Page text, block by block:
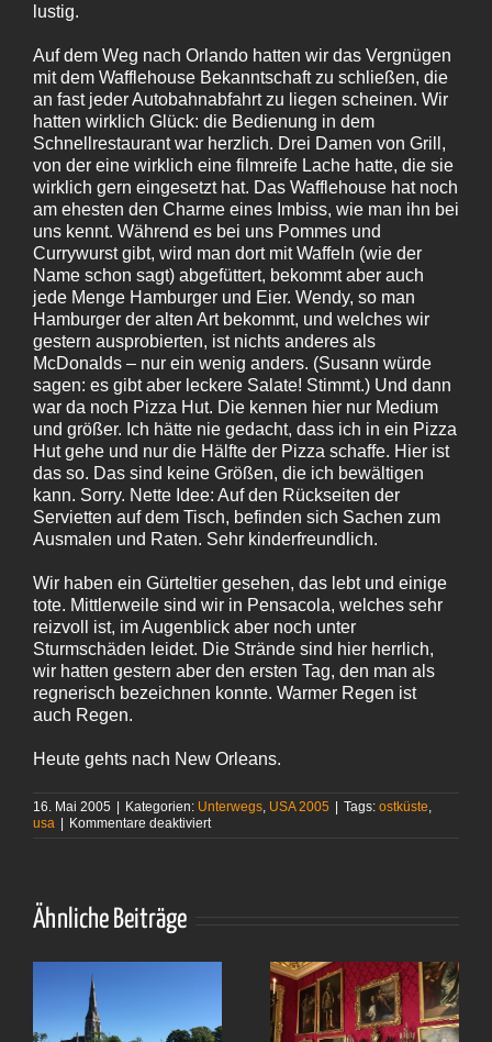
lustig.
Auf dem Weg nach Orlando hatten wir das Vergnügen
mit dem Wafflehouse Bekanntschaft zu schließen, die
an fast jeder Autobahnabfahrt zu liegen scheinen. Wir
hatten wirklich Glück: die Bedienung in dem
Schnellrestaurant war herzlich. Drei Damen von Grill,
von der eine wirklich eine filmreife Lache hatte, die sie
wirklich gern eingesetzt hat. Das Wafflehouse hat noch
am ehesten den Charme eines Imbiss, wie man ihn bei
uns kennt. Während es bei uns Pommes und
Currywurst gibt, wird man dort mit Waffeln (wie der
Name schon sagt) abgefüttert, bekommt aber auch
jede Menge Hamburger und Eier. Wendy, so man
Hamburger der alten Art bekommt, und welches wir
gestern ausprobierten, ist nichts anderes als
McDonalds – nur ein wenig anders. (Susann würde
sagen: es gibt aber leckere Salate! Stimmt.) Und dann
war da noch Pizza Hut. Die kennen hier nur Medium
und größer. Ich hätte nie gedacht, dass ich in ein Pizza
Hut gehe und nur die Hälfte der Pizza schaffe. Hier ist
das so. Das sind keine Größen, die ich bewältigen
kann. Sorry. Nette Idee: Auf den Rückseiten der
Servietten auf dem Tisch, befinden sich Sachen zum
Ausmalen und Raten. Sehr kinderfreundlich.
Wir haben ein Gürteltier gesehen, das lebt und einige
tote. Mittlerweile sind wir in Pensacola, welches sehr
reizvoll ist, im Augenblick aber noch unter
Sturmschäden leidet. Die Strände sind hier herrlich,
wir hatten gestern aber den ersten Tag, den man als
regnerisch bezeichnen konnte. Warmer Regen ist
auch Regen.
Heute gehts nach New Orleans.
16. Mai 2005 | Kategorien: Unterwegs USA 2005 | Tags: ostküste
usa | Kommentare deaktiviertfür
Ähnliche Beiträge